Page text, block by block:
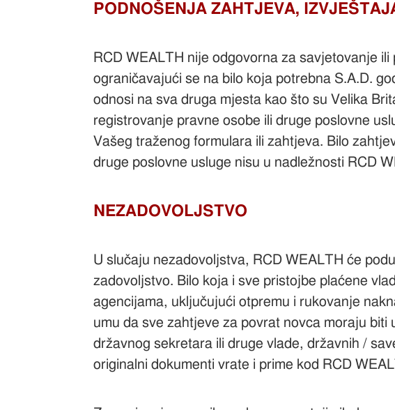
PODNOŠENJA ZAHTJEVA,
RCD WEALTH nije odgovorna za savjetovanje
ograničavajući se na bilo koja potrebna S.A.D.
odnosi na sva druga mjesta kao što su Velika
registrovanje pravne osobe ili druge poslovne
Vašeg traženog formulara ili zahtjeva. Bilo
druge poslovne usluge nisu u nadležnosti RCD
NEZADOVOLJSTVO
U slučaju nezadovoljstva, RCD WEALTH će
zadovoljstvo. Bilo koja i sve pristojbe plaćene
agencijama, uključujući otpremu i rukovanje
umu da sve zahtjeve za povrat novca moraju
državnog sekretara ili druge vlade, državnih /
originalni dokumenti vrate i prime kod RCD